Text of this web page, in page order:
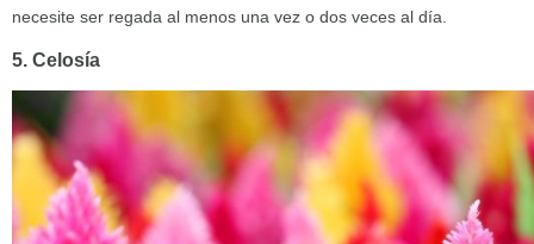
necesite ser regada al menos una vez o dos veces al día.
5. Celosía